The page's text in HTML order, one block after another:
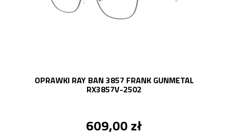
OPRAWKI RAY BAN 3857 FRANK GUNMETAL
RX3857V-2502
609,00 zł